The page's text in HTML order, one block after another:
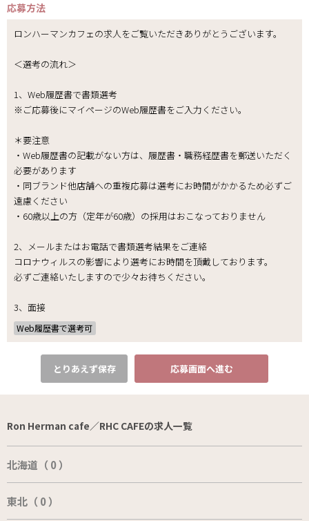
応募方法
ロンハーマンカフェの求人をご覧いただきありがとうございます。
＜選考の流れ＞
1、Web履歴書で書類選考
※ご応募後にマイページのWeb履歴書をご入力ください。
＊要注意
・Web履歴書の記載がない方は、履歴書・職務経歴書を郵送いただく
必要があります
・同ブランド他店舗への重複応募は選考にお時間がかかるため必ずご
遠慮ください
・60歳以上の方（定年が60歳）の採用はおこなっておりません
2、メールまたはお電話で書類選考結果をご連絡
コロナウィルスの影響により選考にお時間を頂戴しております。
必ずご連絡いたしますので少々お待ちください。
3、面接
Web履歴書で選考可
とりあえず保存 応募画面へ進む
Ron Herman cafe／RHC CAFEの求人一覧
北海道（ 0 ）
東北（ 0 ）